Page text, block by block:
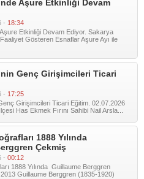
Aşure Etkinliği Devam
- 18:34
Etkinliği Devam Ediyor. Sakarya
Gösteren Esnaflar Aşure Ayı ile
Genç Girişimcileri Ticari
- 17:25
Girişimcileri Ticari Eğitim. 02.07.2026
Has Ekmek Fırını Sahibi Nail Arsla...
1888 Yılında
Çekmiş
- 00:12
1888 Yılında Guillaume Berggren
Guillaume Berggren (1835-1920)